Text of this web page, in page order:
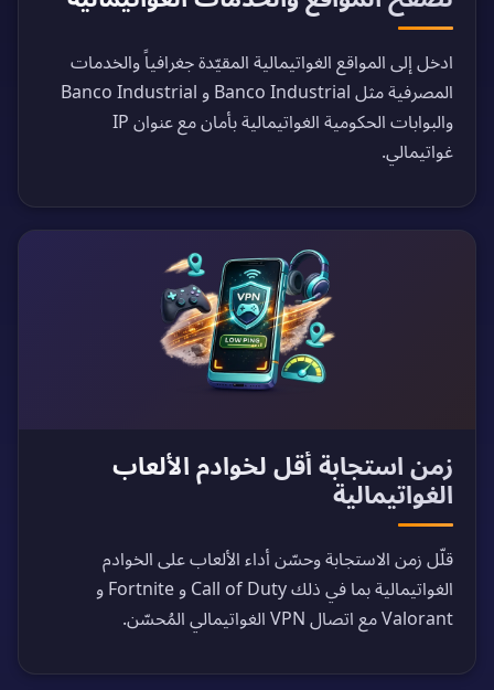
ادخل إلى المواقع الغواتيمالية المقيّدة جغرافياً والخدمات
المصرفية مثل Banco Industrial و Banco Industrial
والبوابات الحكومية الغواتيمالية بأمان مع عنوان IP
غواتيمالي.
زمن استجابة أقل لخوادم الألعاب
الغواتيمالية
قلّل زمن الاستجابة وحسّن أداء الألعاب على الخوادم
الغواتيمالية بما في ذلك Call of Duty و Fortnite و
Valorant مع اتصال VPN الغواتيمالي المُحسّن.